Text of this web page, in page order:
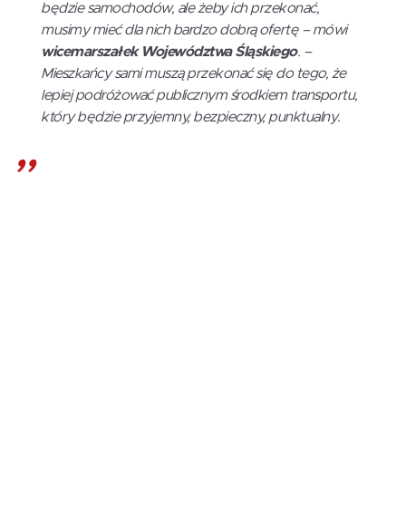
będzie samochodów, ale żeby ich przekonać,
musimy mieć dla nich bardzo dobrą ofertę – mówi
wicemarszałek Województwa Śląskiego. –
Mieszkańcy sami muszą przekonać się do tego, że
lepiej podróżować publicznym środkiem transportu,
który będzie przyjemny, bezpieczny, punktualny.